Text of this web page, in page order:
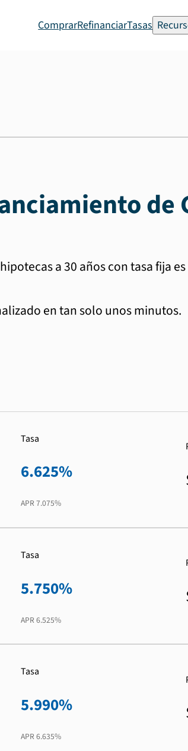
ComprarRefinanciarTasas
de
a 30 años con tasa fija
en tan solo unos minutos.
Tasa
6.625%
APR 7.075%
Tasa
5.750%
APR 6.525%
Tasa
5.990%
APR 6.635%